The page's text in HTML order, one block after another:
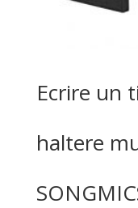
Ecrire un
haltere